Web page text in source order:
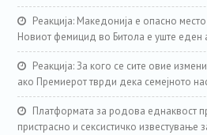
Реакција: Македонија е опасно
Новиот фемицид во Битола е уште еден
Реакција: За кого се сите овие
ако Премиерот тврди дека семејното
Платформата за родова еднаквост
пристрасно и сексистичко известување